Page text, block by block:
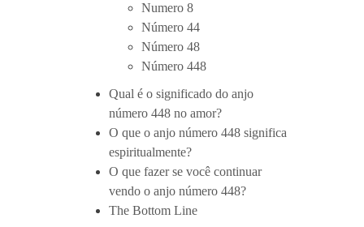
Numero 8
Número 44
Número 48
Número 448
Qual é o significado do anjo
número 448 no amor?
O que o anjo número 448 significa
espiritualmente?
O que fazer se você continuar
vendo o anjo número 448?
The Bottom Line